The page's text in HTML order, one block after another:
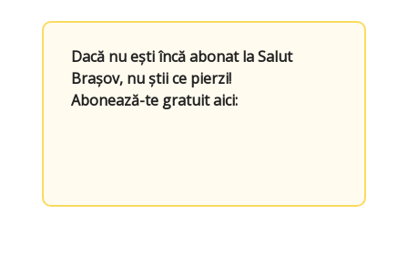
Dacă nu ești încă abonat la Salut
Brașov, nu știi ce pierzi!
Abonează-te gratuit aici: